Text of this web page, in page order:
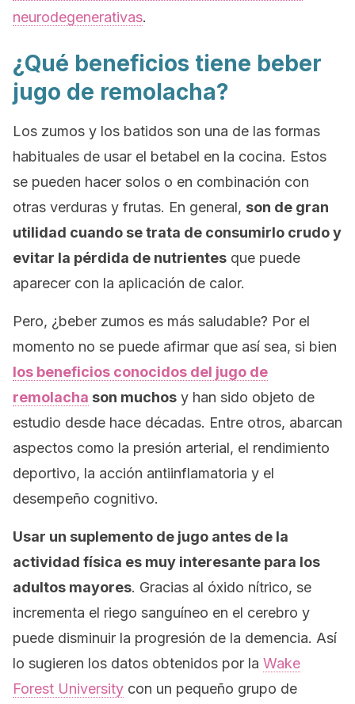
neurodegenerativas.
¿Qué beneficios tiene beber
jugo de remolacha?
Los zumos y los batidos son una de las formas
habituales de usar el betabel en la cocina. Estos
se pueden hacer solos o en combinación con
otras verduras y frutas. En general, son de gran
utilidad cuando se trata de consumirlo crudo y
evitar la pérdida de nutrientes que puede
aparecer con la aplicación de calor.
Pero, ¿beber zumos es más saludable? Por el
momento no se puede afirmar que así sea, si bien
los beneficios conocidos del jugo de
remolacha son muchos y han sido objeto de
estudio desde hace décadas. Entre otros, abarcan
aspectos como la presión arterial, el rendimiento
deportivo, la acción antiinflamatoria y el
desempeño cognitivo.
Usar un suplemento de jugo antes de la
actividad física es muy interesante para los
adultos mayores. Gracias al óxido nítrico, se
incrementa el riego sanguíneo en el cerebro y
puede disminuir la progresión de la demencia. Así
lo sugieren los datos obtenidos por la Wake
Forest University con un pequeño grupo de